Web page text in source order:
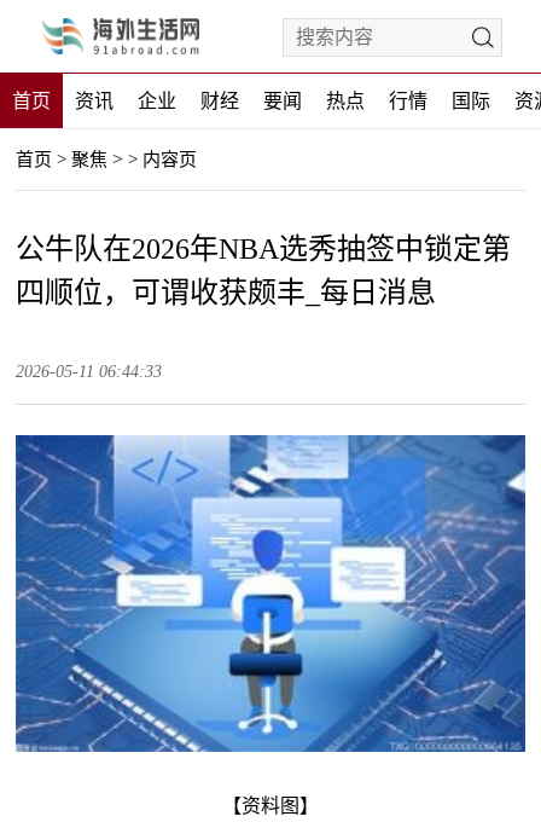
首页 资讯 企业 财经 要闻 热点 行情 国际 资
首页 > 聚焦 > > 内容页
公牛队在2026年NBA选秀抽签中锁定第
四顺位，可谓收获颇丰_每日消息
2026-05-11 06:44:33
【资料图】